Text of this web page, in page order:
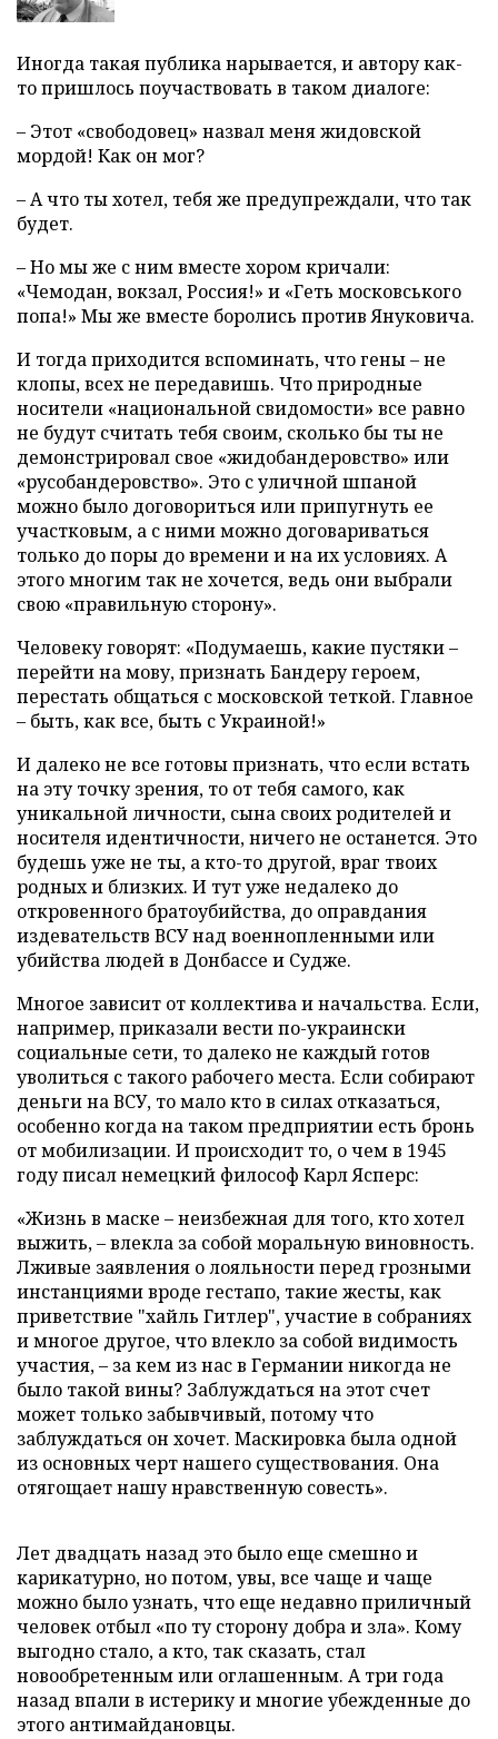
Иногда такая публика нарывается, и автору как-
то пришлось поучаствовать в таком диалоге:
– Этот «свободовец» назвал меня жидовской
мордой! Как он мог?
– А что ты хотел, тебя же предупреждали, что так
будет.
– Но мы же с ним вместе хором кричали:
«Чемодан, вокзал, Россия!» и «Геть московського
попа!» Мы же вместе боролись против Януковича.
И тогда приходится вспоминать, что гены – не
клопы, всех не передавишь. Что природные
носители «национальной свидомости» все равно
не будут считать тебя своим, сколько бы ты не
демонстрировал свое «жидобандеровство» или
«русобандеровство». Это с уличной шпаной
можно было договориться или припугнуть ее
участковым, а с ними можно договариваться
только до поры до времени и на их условиях. А
этого многим так не хочется, ведь они выбрали
свою «правильную сторону».
Человеку говорят: «Подумаешь, какие пустяки –
перейти на мову, признать Бандеру героем,
перестать общаться с московской теткой. Главное
– быть, как все, быть с Украиной!»
И далеко не все готовы признать, что если встать
на эту точку зрения, то от тебя самого, как
уникальной личности, сына своих родителей и
носителя идентичности, ничего не останется. Это
будешь уже не ты, а кто-то другой, враг твоих
родных и близких. И тут уже недалеко до
откровенного братоубийства, до оправдания
издевательств ВСУ над военнопленными или
убийства людей в Донбассе и Судже.
Многое зависит от коллектива и начальства. Если,
например, приказали вести по-украински
социальные сети, то далеко не каждый готов
уволиться с такого рабочего места. Если собирают
деньги на ВСУ, то мало кто в силах отказаться,
особенно когда на таком предприятии есть бронь
от мобилизации. И происходит то, о чем в 1945
году писал немецкий философ Карл Ясперс:
«Жизнь в маске – неизбежная для того, кто хотел
выжить, – влекла за собой моральную виновность.
Лживые заявления о лояльности перед грозными
инстанциями вроде гестапо, такие жесты, как
приветствие "хайль Гитлер", участие в собраниях
и многое другое, что влекло за собой видимость
участия, – за кем из нас в Германии никогда не
было такой вины? Заблуждаться на этот счет
может только забывчивый, потому что
заблуждаться он хочет. Маскировка была одной
из основных черт нашего существования. Она
отягощает нашу нравственную совесть».
Лет двадцать назад это было еще смешно и
карикатурно, но потом, увы, все чаще и чаще
можно было узнать, что еще недавно приличный
человек отбыл «по ту сторону добра и зла». Кому
выгодно стало, а кто, так сказать, стал
новообретенным или оглашенным. А три года
назад впали в истерику и многие убежденные до
этого антимайдановцы.